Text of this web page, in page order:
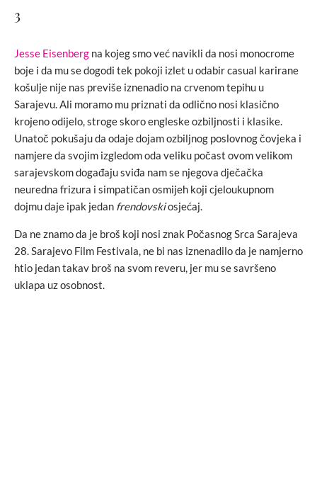
3
Jesse Eisenberg na kojeg smo već navikli da nosi monocrome
boje i da mu se dogodi tek pokoji izlet u odabir casual karirane
košulje nije nas previše iznenadio na crvenom tepihu u
Sarajevu. Ali moramo mu priznati da odlično nosi klasično
krojeno odijelo, stroge skoro engleske ozbiljnosti i klasike.
Unatoč pokušaju da odaje dojam ozbiljnog poslovnog čovjeka i
namjere da svojim izgledom oda veliku počast ovom velikom
sarajevskom događaju sviđa nam se njegova dječačka
neuredna frizura i simpatičan osmijeh koji cjeloukupnom
dojmu daje ipak jedan frendovskiosjećaj.
Da ne znamo da je broš koji nosi znak Počasnog Srca Sarajeva
28. Sarajevo Film Festivala, ne bi nas iznenadilo da je namjerno
htio jedan takav broš na svom reveru, jer mu se savršeno
uklapa uz osobnost.